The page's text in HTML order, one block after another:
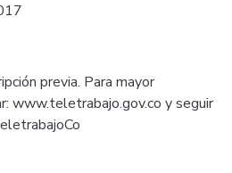
previa. Para mayor
www.teletrabajo.gov.co y seguir